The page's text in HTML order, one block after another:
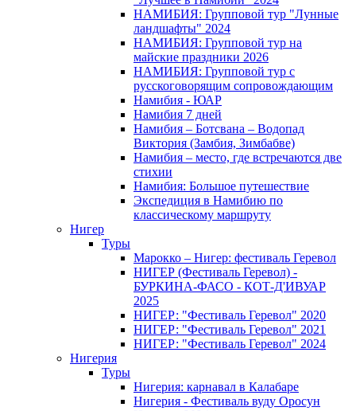
НАМИБИЯ: Групповой тур "Лунные
ландшафты" 2024
НАМИБИЯ: Групповой тур на
майские праздники 2026
НАМИБИЯ: Групповой тур с
русскоговорящим сопровождающим
Намибия - ЮАР
Намибия 7 дней
Намибия – Ботсвана – Водопад
Виктория (Замбия, Зимбабве)
Намибия – место, где встречаются две
стихии
Намибия: Большое путешествие
Экспедиция в Намибию по
классическому маршруту
Нигер
Туры
Марокко – Нигер: фестиваль Геревол
НИГЕР (Фестиваль Геревол) -
БУРКИНА-ФАСО - КОТ-Д'ИВУАР
2025
НИГЕР: "Фестиваль Геревол" 2020
НИГЕР: "Фестиваль Геревол" 2021
НИГЕР: "Фестиваль Геревол" 2024
Нигерия
Туры
Нигерия: карнавал в Калабаре
Нигерия - Фестиваль вуду Оросун